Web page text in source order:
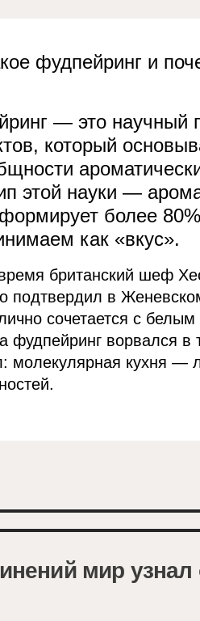
фудпейринг и
— это научный
который
этой науки —
более
как «вкус».
британский шеф
подтвердил в
сочетается с
фудпейринг ворвался в
молекулярная кухня —
мир